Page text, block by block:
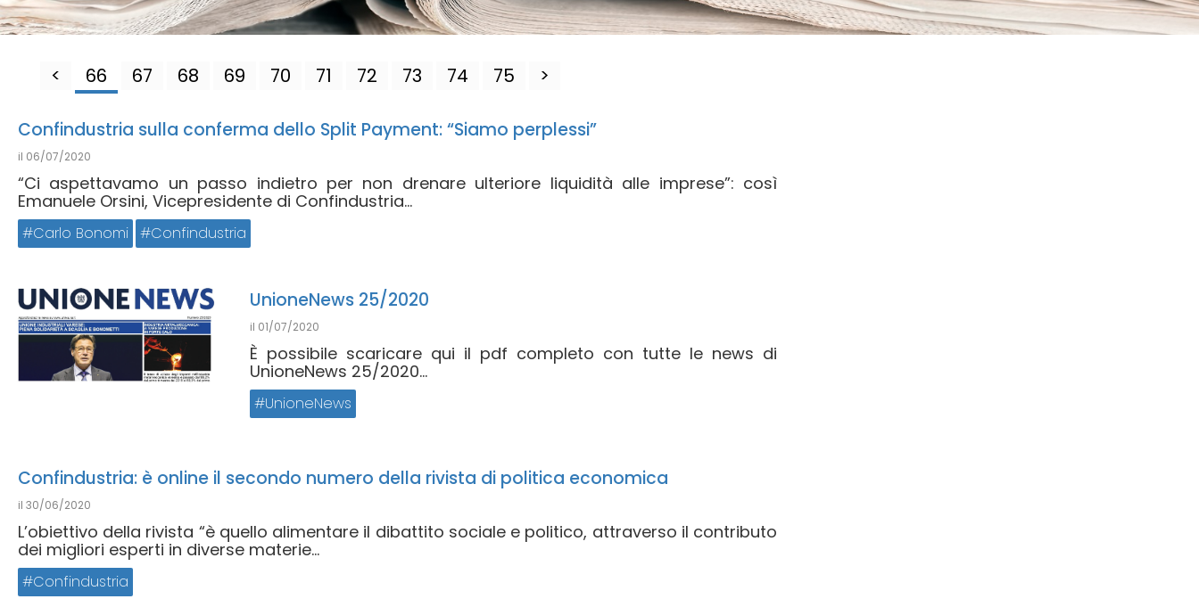
< 66 67 68 69 70 71 72 73 74 75 >
Confindustria sulla conferma dello Split Payment: “Siamo perplessi”
il 06/07/2020
“Ci aspettavamo un passo indietro per non drenare ulteriore liquidità alle imprese”: così
Emanuele Orsini, Vicepresidente di Confindustria...
Carlo Bonomi Confindustria
UnioneNews 25/2020
il 01/07/2020
È possibile scaricare qui il pdf completo con tutte le news di
UnioneNews 25/2020...
UnioneNews
Confindustria: è online il secondo numero della rivista di politica economica
il 30/06/2020
L’obiettivo della rivista “è quello alimentare il dibattito sociale e politico, attraverso il contributo
dei migliori esperti in diverse materie...
Confindustria